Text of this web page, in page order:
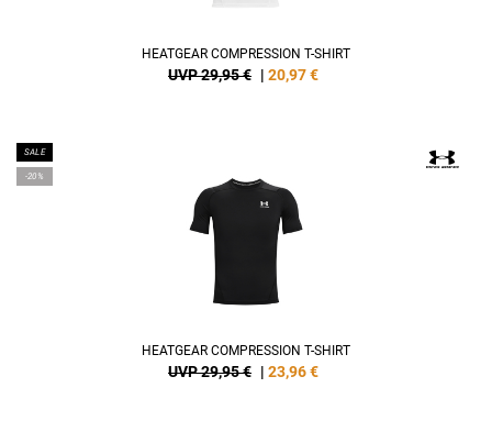
HEATGEAR COMPRESSION T-SHIRT
UVP 29,95 € | 20,97€
SALE
-20%
HEATGEAR COMPRESSION T-SHIRT
UVP 29,95 € | 23,96€